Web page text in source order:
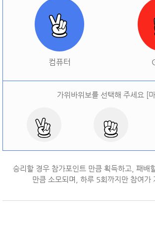
컴퓨터
가위바위보를 선택해 주세요 [
오늘 승률: 오늘 결과:
승리할 경우 참가포인트 만큼 획득하고, 패배
만큼 소모되며, 하루 5회까지만 참여가